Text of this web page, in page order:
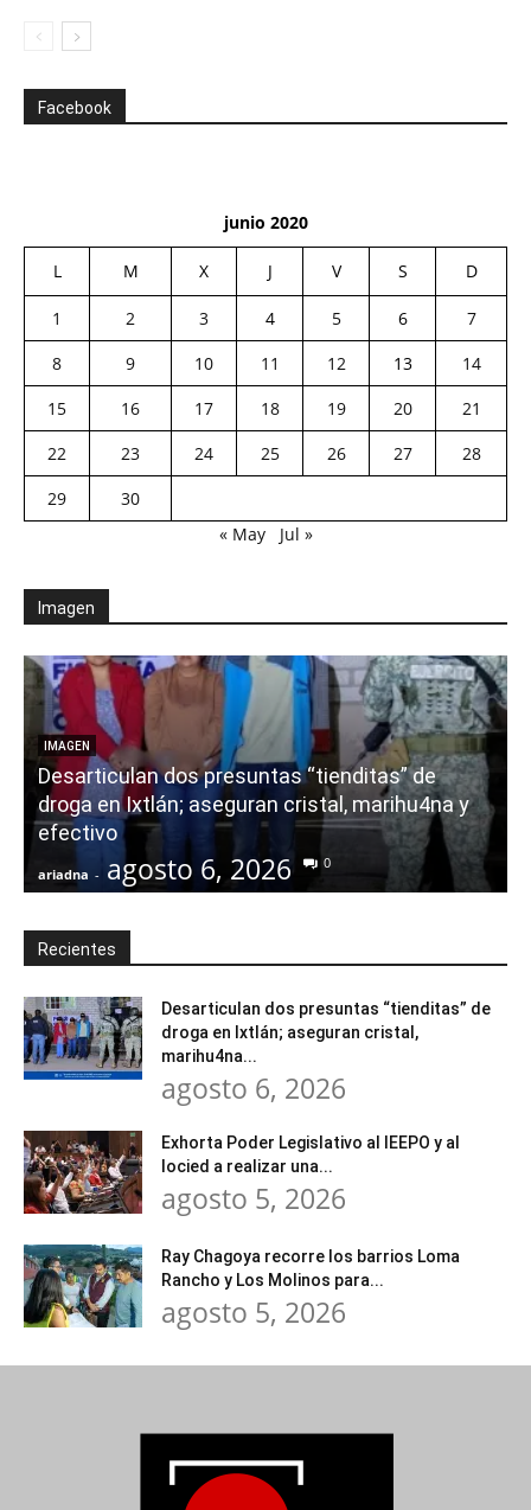
Facebook
junio 2020
L M X J V S D
1 2 3 4 5 6
7
8
9 10 11 12 13
14
15
16 17 18 19 20
21
22
23 24 25 26 27
28
29
30
« May
Jul »
Imagen
IMAGEN
Desarticulan dos presuntas “tienditas” de
droga en Ixtlán; aseguran cristal, marihu4na y
efectivo
ariadna - agosto 6, 2026 0
Recientes
Desarticulan dos presuntas “tienditas” de
droga en Ixtlán; aseguran cristal,
marihu4na...
agosto 6, 2026
Exhorta Poder Legislativo al IEEPO y al
Iocied a realizar una...
agosto 5, 2026
Ray Chagoya recorre los barrios Loma
Rancho y Los Molinos para...
agosto 5, 2026